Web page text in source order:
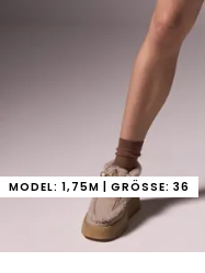
MODEL: 1,75M | GRÖSSE: 36